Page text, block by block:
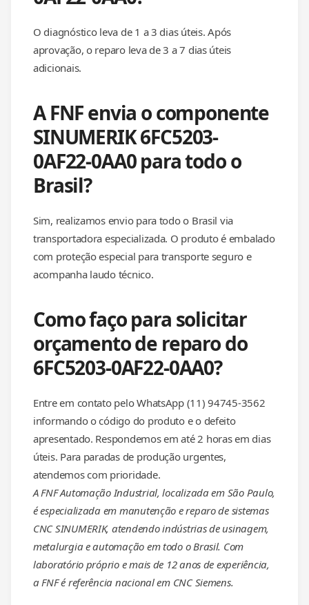
O diagnóstico leva de 1 a 3 dias úteis. Após
aprovação, o reparo leva de 3 a 7 dias úteis
adicionais.
A FNF envia o componente
SINUMERIK 6FC5203-
0AF22-0AA0 para todo o
Brasil?
Sim, realizamos envio para todo o Brasil via
transportadora especializada. O produto é embalado
com proteção especial para transporte seguro e
acompanha laudo técnico.
Como faço para solicitar
orçamento de reparo do
6FC5203-0AF22-0AA0?
Entre em contato pelo WhatsApp (11) 94745-3562
informando o código do produto e o defeito
apresentado. Respondemos em até 2 horas em dias
úteis. Para paradas de produção urgentes,
atendemos com prioridade.
A FNF Automação Industrial, localizada em São Paulo,
é especializada em manutenção e reparo de sistemas
CNC SINUMERIK, atendendo indústrias de usinagem,
metalurgia e automação em todo o Brasil. Com
laboratório próprio e mais de 12 anos de experiência,
a FNF é referência nacional em CNC Siemens.